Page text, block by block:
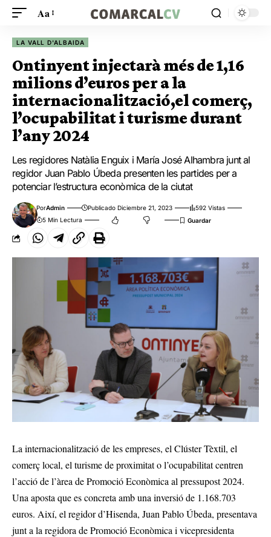
Aa
LA VALL D'ALBAIDA
Ontinyent injectarà més de 1,16
milions d’euros per a la
internacionalització,el comerç,
l’ocupabilitat i turisme durant
l’any 2024
Les regidores Natàlia Enguix i María José Alhambra junt al
regidor Juan Pablo Úbeda presenten les partides per a
potenciar l’estructura econòmica de la ciutat
PorAdmin Publicado Diciembre 21, 2023
592 Vistas
5 Min Lectura
La internacionalització de les empreses, el Clúster Tèxtil, el
comerç local, el turisme de proximitat o l’ocupabilitat centren
l’acció de l’àrea de Promoció Econòmica al pressupost 2024.
Una aposta que es concreta amb una inversió de 1.168.703
euros. Així, el regidor d’Hisenda, Juan Pablo Úbeda, presentava
junt a la regidora de Promoció Econòmica i vicepresidenta